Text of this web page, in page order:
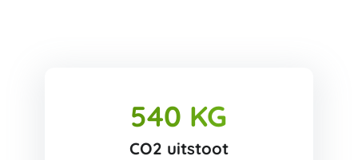
540 KG
CO2 uitstoot